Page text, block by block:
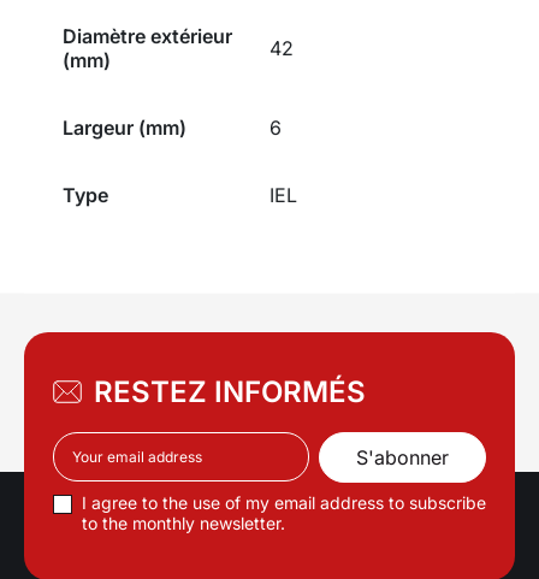
Diamètre extérieur
(mm)
42
Largeur (mm) 6
Type IEL
RESTEZ INFORMÉS
I agree to the use of my email address to subscribe
to the monthly newsletter.